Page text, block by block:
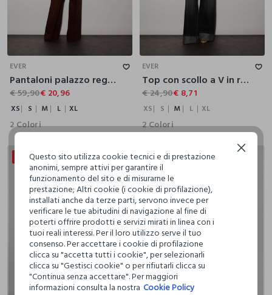
M
EVER
Pantaloni palazzo regular fit in puro cotone donna
€ 59,90€ 20,96
XS S M L XL
2 Colori
L
XL
EVER
Top con scollo a V in raso e pizzo donna
€ 24,90€ 8,71
XS S M L XL
2 Colori
50% + 30% DI SCONTO
Questo sito utilizza cookie tecnici e di prestazione
anonimi, sempre attivi per garantire il
funzionamento del sito e di misurarne le
prestazione; Altri cookie (i cookie di profilazione),
installati anche da terze parti, servono invece per
verificare le tue abitudini di navigazione al fine di
poterti offrire prodotti e servizi mirati in linea con i
tuoi reali interessi. Per il loro utilizzo serve il tuo
consenso. Per accettare i cookie di profilazione
clicca su "accetta tutti i cookie", per selezionarli
clicca su "Gestisci cookie" o per rifiutarli clicca su
"Continua senza accettare". Per maggiori
informazioni consulta la nostra Cookie Policy
Continua senza accettare